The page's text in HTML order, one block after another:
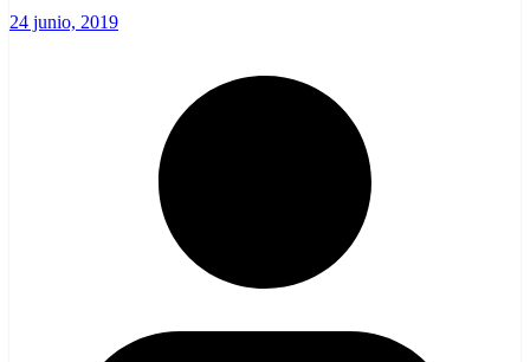
24 junio, 2019